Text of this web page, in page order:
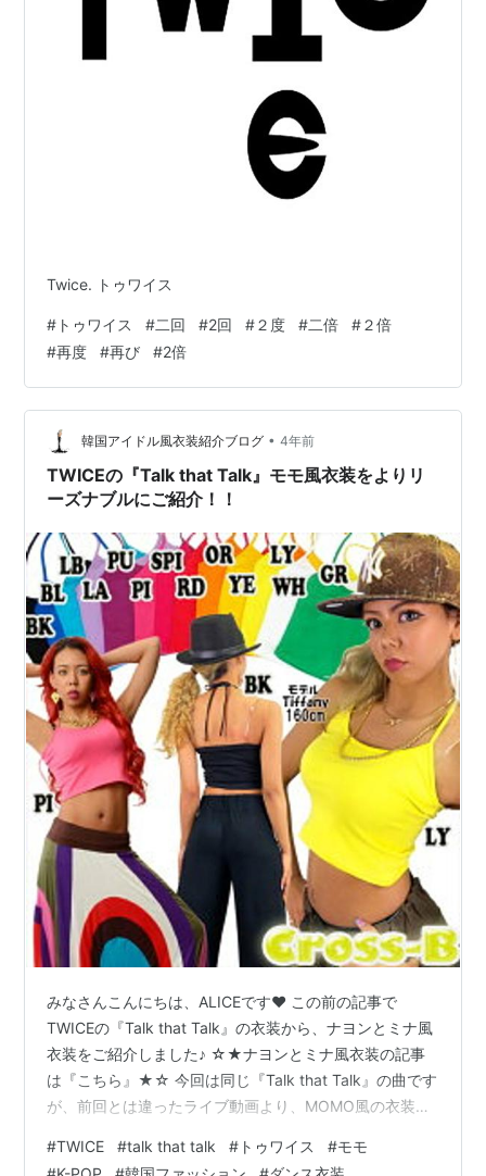
Twice. トゥワイス
# トゥワイス #二回 #2回 #２度 #二倍 #２倍
#再度 #再び #2倍
韓国アイドル風衣装紹介ブログ • 4年前
TWICEの『Talk that Talk』モモ風衣装をよりリ
ーズナブルにご紹介！！
みなさんこんにちは、ALICEです❤ この前の記事で
TWICEの『Talk that Talk』の衣装から、ナヨンとミナ風
衣装をご紹介しました♪ ☆★ナヨンとミナ風衣装の記事
は『こちら』★☆ 今回は同じ『Talk that Talk』の曲です
が、前回とは違ったライブ動画より、MOMO風の衣装を
動画からMOMOの全身ピンクでコーディネートされた衣
#TWICE #talk that talk # トゥワイス #モモ